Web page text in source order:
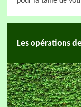
Les opérations